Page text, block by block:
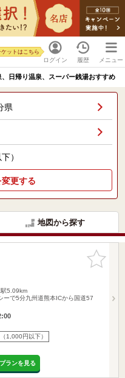
ログイン
ケットはこちら
履歴 メニュー
日帰り温泉、スーパー銭湯おすすめ
県
）
更する
地図から探す
お気に入
りに追加
5.09km
ーで5分九州道熊本ICから国道57
1,000円以下）
ランを見る